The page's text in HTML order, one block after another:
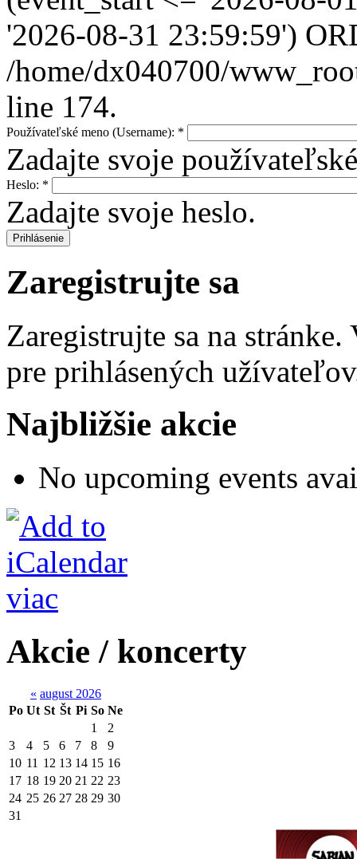
'2026-08-31 23:59:59')
/home/dx040700/
line 174.
Používateľské meno (Username): *
Zadajte svoje
Heslo: *
Zadajte svoje heslo.
Zaregistrujte sa
Zaregistrujte sa na
pre prihlásených
Najbližšie akcie
No upcoming events
viac
Akcie / koncerty
« august 2026
Po Ut St Št Pi So Ne
1
2
3
4 5 6 7 8
9
10 11 12 13 14 15 16
17 18 19 20 21 22 23
24 25 26 27 28 29 30
31